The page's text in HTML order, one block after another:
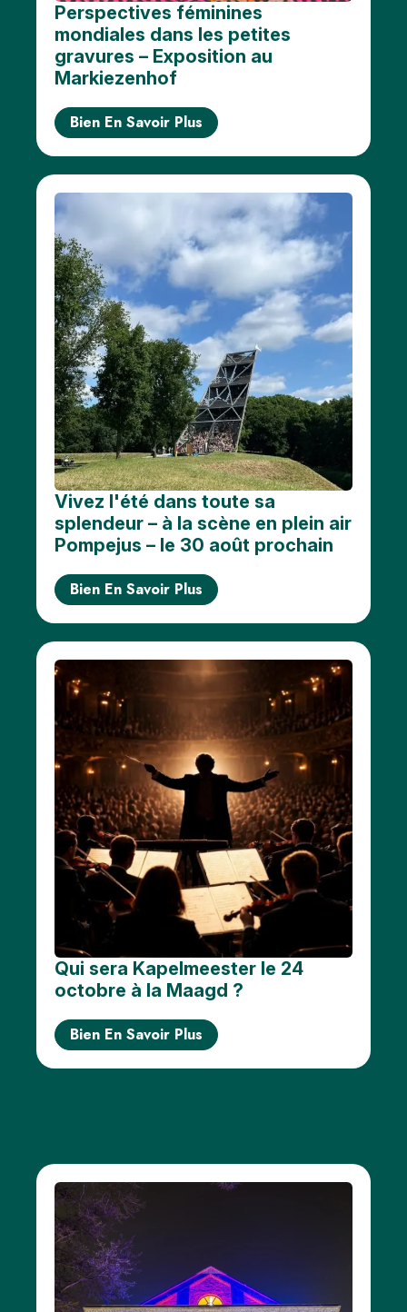
Perspectives féminines
mondiales dans les petites
gravures – Exposition au
Markiezenhof
Bien En Savoir Plus
Vivez l'été dans toute sa
splendeur – à la scène en plein air
Pompejus – le 30 août prochain
Bien En Savoir Plus
Qui sera Kapelmeester le 24
octobre à la Maagd ?
Bien En Savoir Plus